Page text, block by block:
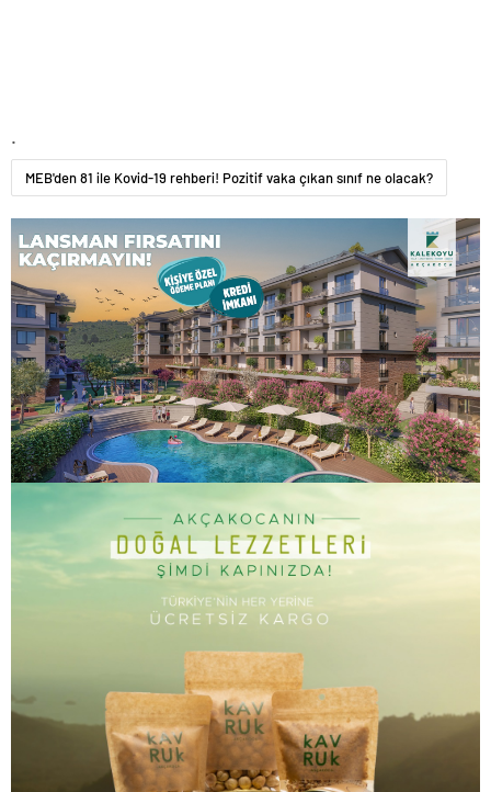
MEB'den 81 ile Kovid-19 rehberi! Pozitif vaka çıkan sınıf ne olacak?